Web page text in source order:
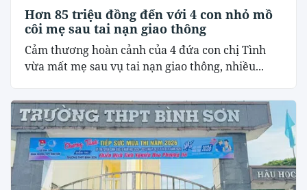
Hơn 85 triệu đồng đến với 4 con nhỏ mồ
côi mẹ sau tai nạn giao thông
Cảm thương hoàn cảnh của 4 đứa con chị Tình
vừa mất mẹ sau vụ tai nạn giao thông, nhiều...